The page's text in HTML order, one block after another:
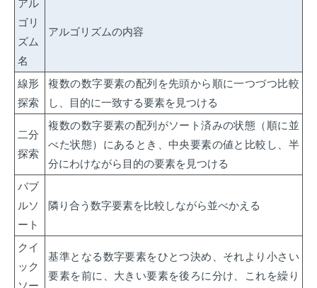
アル
ゴリ
ズム
名
アルゴリズムの内容
線形
探索
複数の数字要素の配列を先頭から順に一つづつ比較
し、目的に一致する要素を見つける
二分
探索
複数の数字要素の配列がソート済みの状態（順に並
べた状態）にあるとき、中央要素の値と比較し、半
分にわけながら目的の要素を見つける
バブ
ルソ
ート
隣り合う数字要素を比較しながら並べかえる
クイ
ック
ソー
基準となる数字要素をひとつ決め、それより小さい
要素を前に、大きい要素を後ろに分け、これを繰り